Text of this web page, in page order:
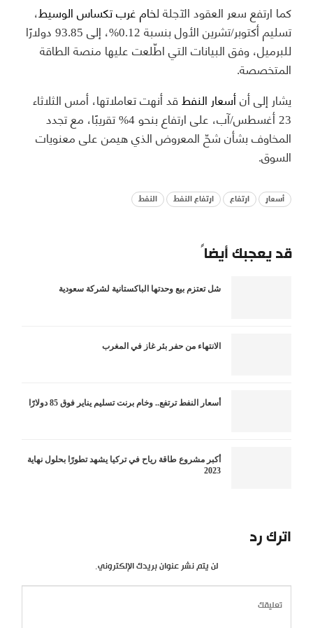
كما ارتفع سعر العقود الآجلة لخام غرب تكساس الوسيط،
تسليم أكتوبر/تشرين الأول بنسبة 0.12%، إلى 93.85 دولارًا
للبرميل، وفق البيانات التي اطّلعت عليها منصة الطاقة
المتخصصة.
يشار إلى أنأسعار النفطقد أنهت تعاملاتها، أمس الثلاثاء
23 أغسطس/آب، على ارتفاع بنحو 4% تقريبًا، مع تجدد
المخاوف بشأن شحّ المعروض الذي هيمن على معنويات
السوق.
أسعار ارتفاع ارتفاع النفط النفط
قد يعجبك أيضاً
شل تعتزم بيع وحدتها الباكستانية لشركة سعودية
الانتهاء من حفر بئر غاز في المغرب
أسعار النفط ترتفع.. وخام برنت تسليم يناير فوق 85 دولارًا
أكبر مشروع طاقة رياح في تركيا يشهد تطورًا بحلول نهاية
2023
اترك رد
لن يتم نشر عنوان بريدك الإلكتروني.